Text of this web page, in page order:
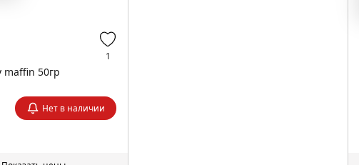
1
maffin 50гр
Нет в наличии